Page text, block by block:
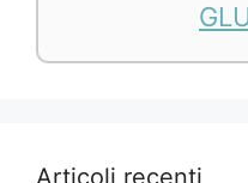
Articoli recenti